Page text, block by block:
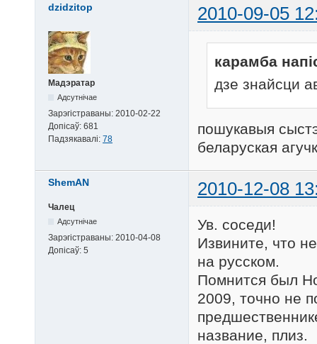
dzidzitop 2010-09-05
Мадэратар
Адсутнічае
Зарэгістраваны: 2010-02-22
Допісаў: 681
Падзякавалі: 78
карамба
дзе знайсци
пошукавыя
беларуская
ShemAN 2010-12-08
Чалец
Адсутнічае
Зарэгістраваны: 2010-04-08
Допісаў: 5
Ув. соседи!
Извините, что
на русском.
Помнится был
2009, точно не
название, плиз.